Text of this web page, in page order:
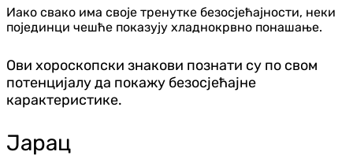
Иако свако има своје тренутке безосјећајности, неки
појединци чешће показују хладнокрвно понашање.
Ови хороскопски знакови познати су по свом
потенцијалу да покажу безосјећајне
карактеристике.
Јарац